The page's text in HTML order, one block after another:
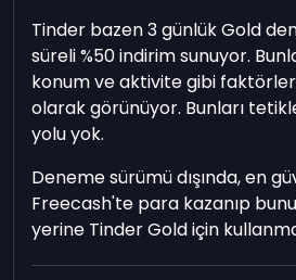
Tinder bazen 3 günlük Gold
süreli %50 indirim sunuyor.
konum ve aktivite gibi
olarak görünüyor. Bunları
yolu yok.
Deneme sürümü dışında, en
Freecash'te para kazanıp
yerine Tinder Gold için